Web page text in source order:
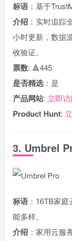
标语 ：基于
介绍 ：实时追踪
小时更新，数据
收验证。
票数: 🔺445
是否精选 ：是
产品网站: 立即
Product Hunt:
3. Umbrel
标语 ：16TB家
能多样。
介绍 ：家用云服